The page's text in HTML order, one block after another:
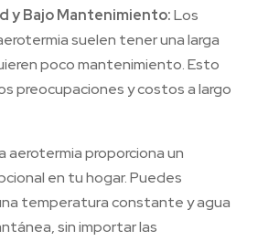
y Bajo Mantenimiento:Los
suelen tener una larga
poco mantenimiento. Esto
preocupaciones y costos a largo
aerotermia proporciona un
en tu hogar. Puedes
temperatura constante y agua
sin importar las